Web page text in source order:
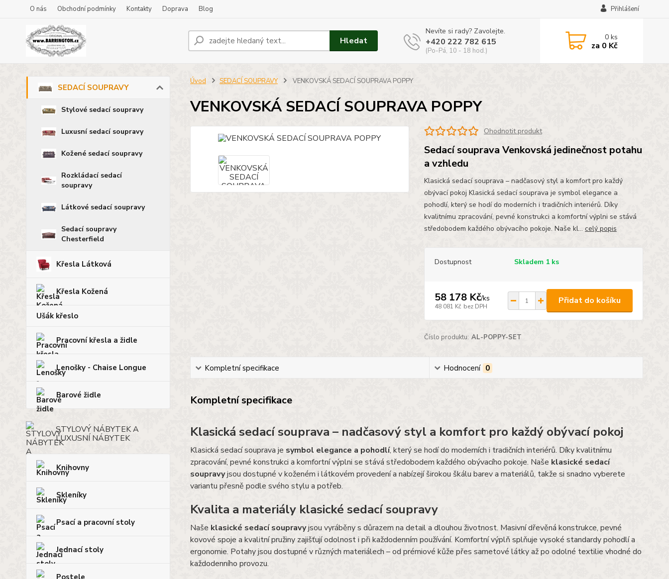
O nás Obchodní podmínky Kontakty Doprava Blog Přihlášení
Hledat
Nevíte si rady? Zavolejte.
+420 222 782 615
(Po-Pá, 10 - 18 hod.)
0ks
za 0 Kč
SEDACÍ SOUPRAVY
Stylové sedací soupravy
Luxusní sedací soupravy
Kožené sedací soupravy
Rozkládací sedací
soupravy
Látkové sedací soupravy
Sedací soupravy
Chesterfield
Křesla Látková
Křesla Kožená
Ušák křeslo
Pracovní křesla a židle
Lenošky - Chaise Longue
Barové židle
STYLOVÝ NÁBYTEK A
LUXUSNÍ NÁBYTEK
Knihovny
Skleníky
Psací a pracovní stoly
Jednací stoly
Postele
Úvod SEDACÍ SOUPRAVY VENKOVSKÁ SEDACÍ SOUPRAVA POPPY
VENKOVSKÁ SEDACÍ SOUPRAVA POPPY
Ohodnotit produkt
Sedací souprava Venkovská jedinečnost potahu
a vzhledu
Klasická sedací souprava – nadčasový styl a komfort pro každý
obývací pokoj Klasická sedací souprava je symbol elegance a
pohodlí, který se hodí do moderních i tradičních interiérů. Díky
kvalitnímu zpracování, pevné konstrukci a komfortní výplni se stává
středobodem každého obývacího pokoje. Naše kl... celý popis
Dostupnost Skladem 1 ks
58 178 Kč/ks
48 081 Kč bez DPH
Přidat do košíku
Číslo produktu: AL-POPPY-SET
Kompletní specifikace Hodnocení 0
Kompletní specifikace
Klasická sedací souprava – nadčasový styl a komfort pro každý obývací pokoj
Klasická sedací souprava je symbol elegance a pohodlí, který se hodí do moderních i tradičních interiérů. Díky kvalitnímu
zpracování, pevné konstrukci a komfortní výplni se stává středobodem každého obývacího pokoje. Naše klasické sedací
soupravyjsou dostupné v koženém i látkovém provedení a nabízejí širokou škálu barev a materiálů, takže si snadno vyberete
variantu přesně podle svého stylu a potřeb.
Kvalita a materiály klasické sedací soupravy
Naše klasické sedací soupravyjsou vyráběny s důrazem na detail a dlouhou životnost. Masivní dřevěná konstrukce, pevné
kovové spoje a kvalitní pružiny zajišťují odolnost i při každodenním používání. Komfortní výplň splňuje vysoké standardy pohodlí a
ergonomie. Potahy jsou dostupné v různých materiálech – od prémiové kůže přes sametové látky až po odolné textilie vhodné do
každodenního provozu.